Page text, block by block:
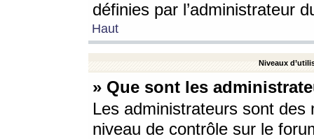
définies par l’administrateur
Haut
Niveaux
» Que sont les
Les administrateurs sont
niveau de contrôle sur le